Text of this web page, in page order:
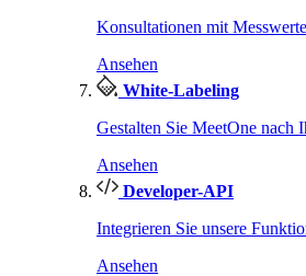
Konsultationen mit
Ansehen
White-Labeling
Gestalten Sie MeetOne nach
Ansehen
Developer-API
Integrieren Sie unsere
Ansehen